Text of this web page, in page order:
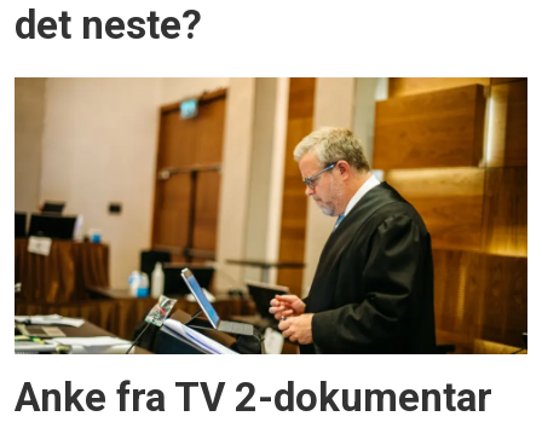
det neste?
Anke fra TV 2-dokumentar